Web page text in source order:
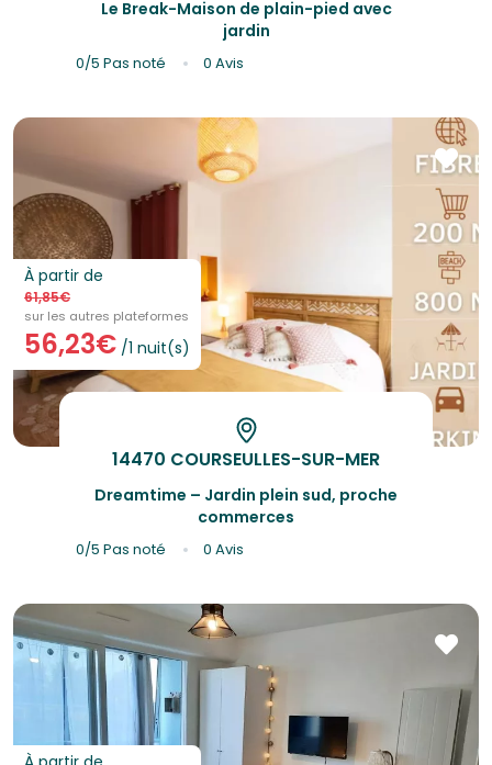
Le Break-Maison de plain-pied avec
jardin
0/5Pas noté 0 Avis
À partir de
61,85€
sur les autres plateformes
56,23€ /1 nuit(s)
Dreamtime – Jardin plein sud, proche
commerces
14470 COURSEULLES-SUR-MER
0/5Pas noté 0 Avis